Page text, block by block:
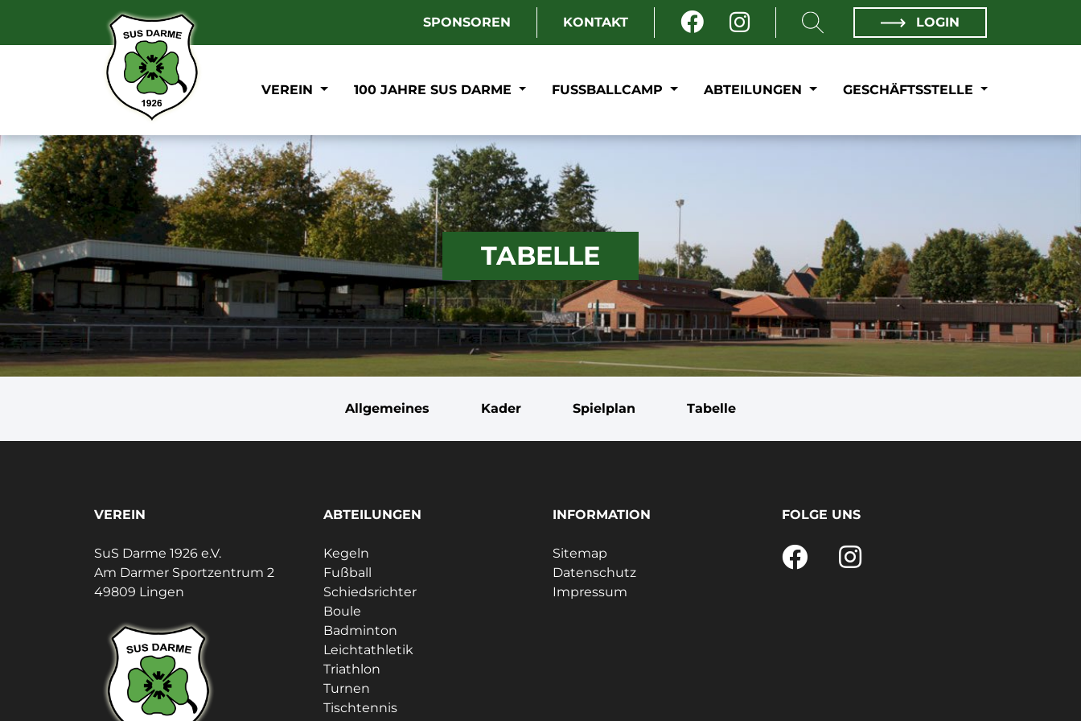
SPONSOREN KONTAKT LOGIN
VEREIN 100 JAHRE SUS DARME FUSSBALLCAMP ABTEILUNGEN GESCHÄFTSSTELLE
TABELLE
Allgemeines Kader Spielplan Tabelle
VEREIN
SuS Darme 1926 e.V.
Am Darmer Sportzentrum 2
49809 Lingen
ABTEILUNGEN
Kegeln
Fußball
Schiedsrichter
Boule
Badminton
Leichtathletik
Triathlon
Turnen
Tischtennis
INFORMATION
Sitemap
Datenschutz
Impressum
FOLGE UNS